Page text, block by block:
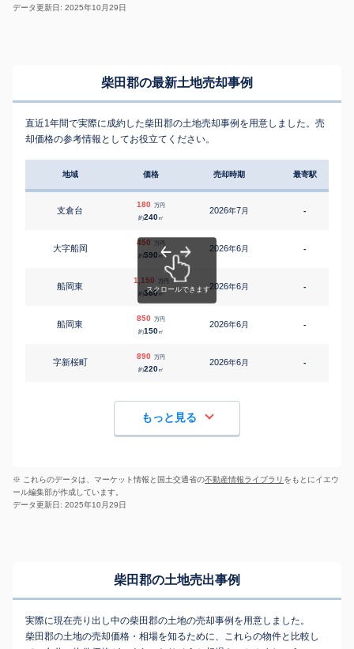
データ更新日: 2025年10月29日
柴田郡の最新土地売却事例
直近1年間で実際に成約した柴田郡の土地売却事例を用意しました。売
却価格の参考情報としてお役立てください。
地域 価格 売却時期 最寄駅
支倉台
180 万円
約240㎡
2026年7月 -
大字船岡
450 万円
約590 ㎡
2026年6月 -
船岡東
1,150 万円
約380㎡
2026年6月 -
船岡東
850 万円
約150㎡
2026年6月 -
字新桜町
890 万円
約220㎡
2026年6月 -
もっと見る
※ これらのデータは、マーケット情報と国土交通省の不動産情報ライブラリ をもとにイエウ
ール編集部が作成しています。
データ更新日: 2025年10月29日
柴田郡の土地売出事例
実際に現在売り出し中の柴田郡の土地の売却事例を用意しました。
柴田郡の土地の売却価格・相場を知るために、これらの物件と比較し